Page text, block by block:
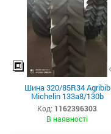
Шина 320/85R34 Agribib
Michelin 133a8/130b
Код: 1162396303
В наявності